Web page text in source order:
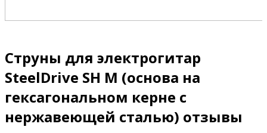
Струны для электрогитар
SteelDrive SH M (основа на
гексагональном керне с
нержавеющей сталью) отзывы